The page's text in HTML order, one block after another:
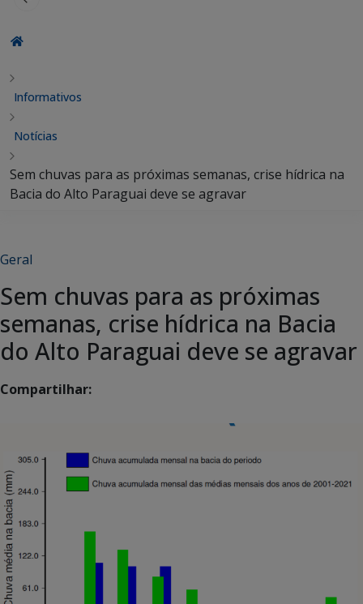
Informativos
Notícias
Sem chuvas para as próximas semanas, crise hídrica na
Bacia do Alto Paraguai deve se agravar
Geral
Sem chuvas para as próximas
semanas, crise hídrica na Bacia
do Alto Paraguai deve se agravar
Compartilhar: